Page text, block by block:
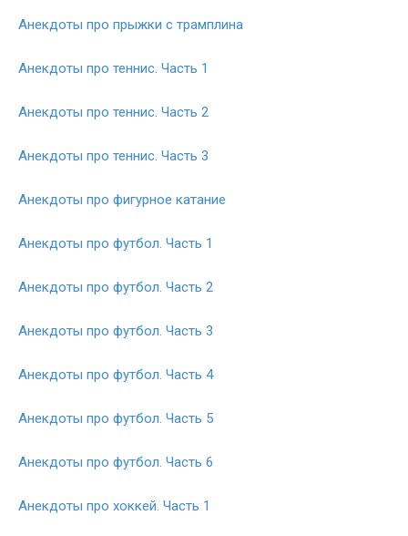
Анекдоты про прыжки с трамплина
Анекдоты про теннис. Часть 1
Анекдоты про теннис. Часть 2
Анекдоты про теннис. Часть 3
Анекдоты про фигурное катание
Анекдоты про футбол. Часть 1
Анекдоты про футбол. Часть 2
Анекдоты про футбол. Часть 3
Анекдоты про футбол. Часть 4
Анекдоты про футбол. Часть 5
Анекдоты про футбол. Часть 6
Анекдоты про хоккей. Часть 1